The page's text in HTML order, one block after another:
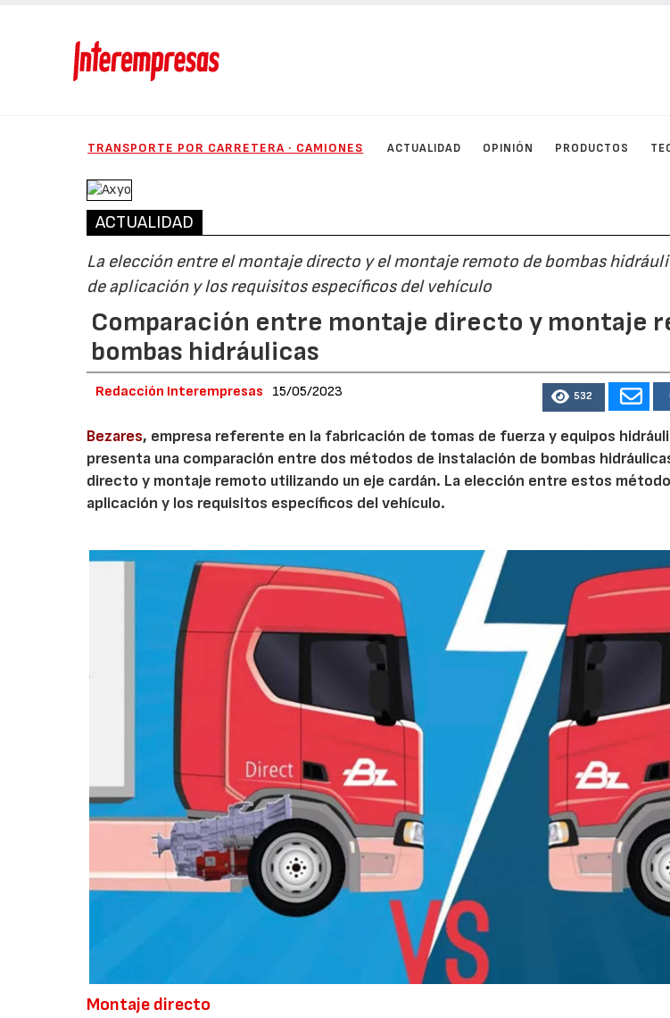
TRANSPORTE POR CARRETERA · CAMIONES ACTUALIDAD OPINIÓN PRODUCTOS
ACTUALIDAD
La elección entre el montaje directo y el montaje remoto de bombas
de aplicación y los requisitos específicos del vehículo
Comparación entre montaje directo y montaje
bombas hidráulicas
Redacción Interempresas 15/05/2023 532
Bezares, empresa referente en la fabricación de tomas de fuerza y equipos
presenta una comparación entre dos métodos de instalación de bombas
directo y montaje remoto utilizando un eje cardán. La elección entre estos
aplicación y los requisitos específicos del vehículo.
Montaje directo